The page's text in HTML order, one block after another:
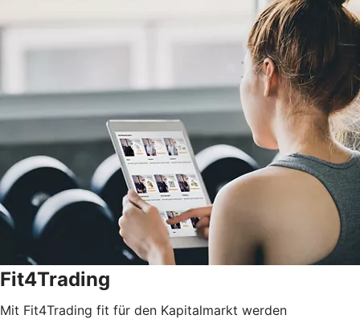
Fit4Trading
Mit Fit4Trading fit für den Kapitalmarkt werden